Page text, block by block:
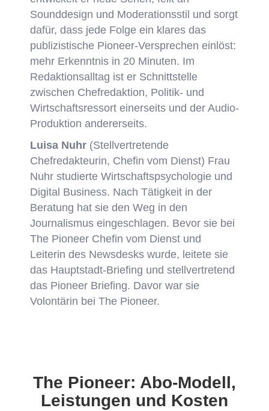
Sounddesign und Moderationsstil und sorgt
dafür, dass jede Folge ein klares das
publizistische Pioneer-Versprechen einlöst:
mehr Erkenntnis in 20 Minuten. Im
Redaktionsalltag ist er Schnittstelle
zwischen Chefredaktion, Politik- und
Wirtschaftsressort einerseits und der Audio-
Produktion andererseits.
Luisa Nuhr(Stellvertretende
Chefredakteurin, Chefin vom Dienst) Frau
Nuhrstudierte Wirtschaftspsychologie und
Digital Business. Nach Tätigkeit in der
Beratung hat sie den Weg in den
Journalismus eingeschlagen. Bevor sie bei
The Pioneer Chefin vom Dienst und
Leiterin des Newsdesks wurde, leitete sie
das Hauptstadt-Briefing und stellvertretend
das Pioneer Briefing. Davor war sie
Volontärin bei The Pioneer.
The Pioneer: Abo-Modell,
Leistungen und Kosten